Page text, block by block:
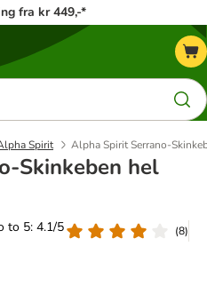
fra kr 449,-*
Spirit Alpha Spirit Serrano-
Skinkeben hel
to 5: 4.1/5
(8)